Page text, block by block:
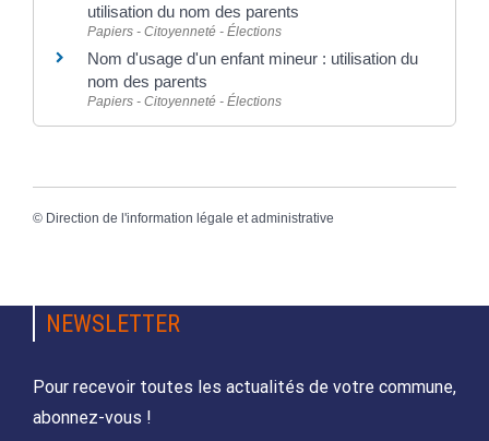
utilisation du nom des parents
Papiers - Citoyenneté - Élections
Nom d'usage d'un enfant mineur : utilisation du
nom des parents
Papiers - Citoyenneté - Élections
© Direction de l'information légale et administrative
NEWSLETTER
Pour recevoir toutes les actualités de votre commune,
abonnez-vous !